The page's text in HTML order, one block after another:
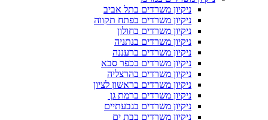
ניקיון משרדים בתל אביב
ניקיון משרדים בפתח תקווה
ניקיון משרדים בחולון
ניקיון משרדים בנתניה
ניקיון משרדים ברעננה
ניקיון משרדים בכפר סבא
ניקיון משרדים בהרצליה
ניקיון משרדים בראשון לציון
ניקיון משרדים ברמת גן
ניקיון משרדים בגבעתיים
ניקיון משרדים בבת ים